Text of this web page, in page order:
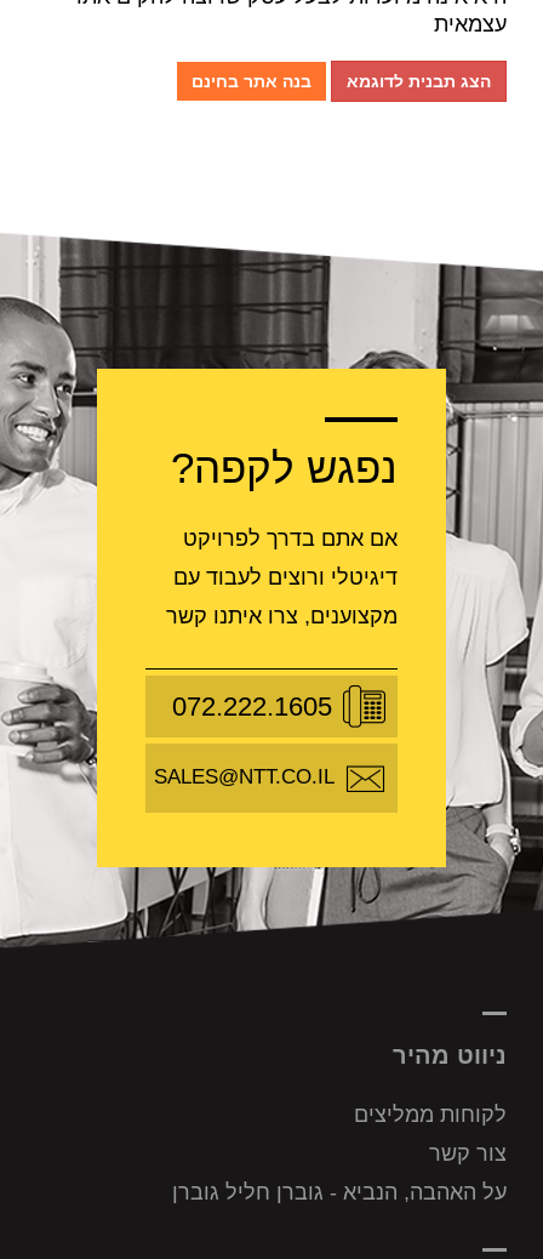
עצמאית
הצג תבנית לדוגמא בנה אתר בחינם
נפגש לקפה?
אם אתם בדרך לפרויקט
דיגיטלי ורוצים לעבוד עם
מקצוענים, צרו איתנו קשר
072.222.1605
SALES@NTT.CO.IL
ניווט מהיר
לקוחות ממליצים
צור קשר
על האהבה, הנביא - גוברן חליל גוברן